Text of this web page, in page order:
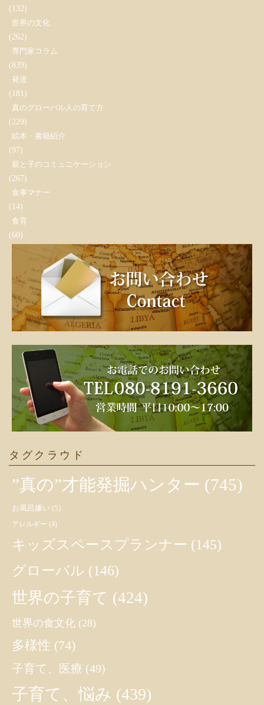
(132)
世界の文化
(262)
専門家コラム
(839)
発達
(181)
真のグローバル人の育て方
(229)
絵本・書籍紹介
(97)
親と子のコミュニケーション
(267)
食事マナー
(14)
食育
(60)
タグクラウド
”真の”才能発掘ハンター (745)
お風呂嫌い (5)
アレルギー (4)
キッズスペースプランナー (145)
グローバル (146)
世界の子育て (424)
世界の食文化 (28)
多様性 (74)
子育て、医療 (49)
子育て、悩み (439)